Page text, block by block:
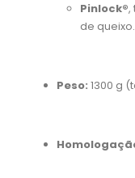
Pinlock®,
de queixo.
Peso: 1300 g